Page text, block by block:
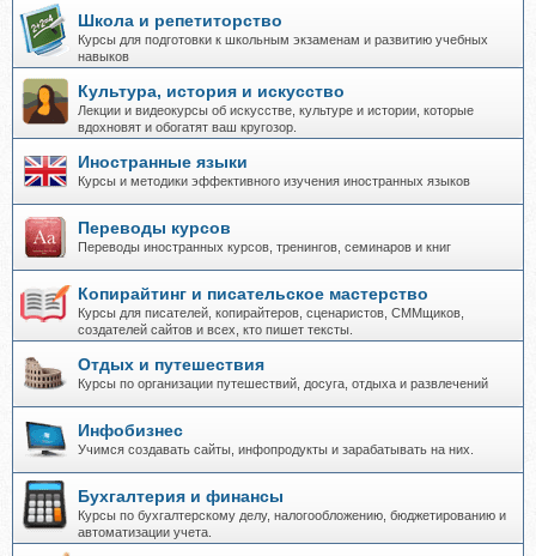
Школа и репетиторство
Курсы для подготовки к школьным экзаменам и развитию учебных
навыков
Культура, история и искусство
Лекции и видеокурсы об искусстве, культуре и истории, которые
вдохновят и обогатят ваш кругозор.
Иностранные языки
Курсы и методики эффективного изучения иностранных языков
Переводы курсов
Переводы иностранных курсов, тренингов, семинаров и книг
Копирайтинг и писательское мастерство
Курсы для писателей, копирайтеров, сценаристов, СММщиков,
создателей сайтов и всех, кто пишет тексты.
Отдых и путешествия
Курсы по организации путешествий, досуга, отдыха и развлечений
Инфобизнес
Учимся создавать сайты, инфопродукты и зарабатывать на них.
Бухгалтерия и финансы
Курсы по бухгалтерскому делу, налогообложению, бюджетированию и
автоматизации учета.